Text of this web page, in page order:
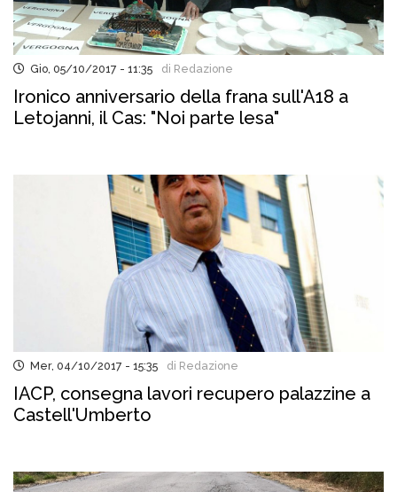
Gio, 05/10/2017 - 11:35 di Redazione
Ironico anniversario della frana sull'A18 a
Letojanni, il Cas: "Noi parte lesa"
Mer, 04/10/2017 - 15:35 di Redazione
IACP, consegna lavori recupero palazzine a
Castell'Umberto